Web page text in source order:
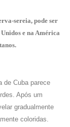
sereia, pode ser
e na América
de Cuba parece
Após um
gradualmente
coloridas.